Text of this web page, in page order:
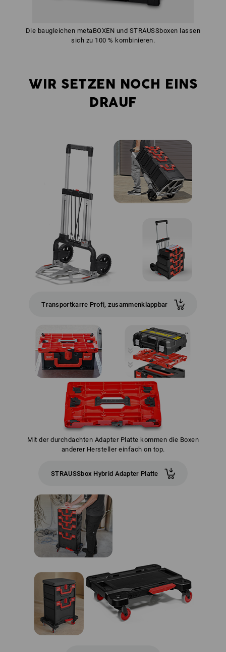
Die baugleichen metaBOXEN und STRAUSSboxen lassen
sich zu 100 % kombinieren.
WIR SETZEN NOCH EINS
DRAUF
Transportkarre Profi, zusammenklappbar
Mit der durchdachten Adapter Platte kommen die Boxen
anderer Hersteller einfach on top.
STRAUSSbox Hybrid Adapter Platte